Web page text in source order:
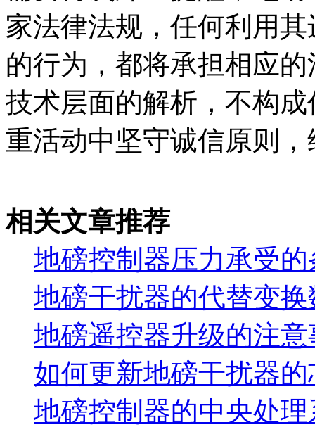
家法律法规，任何利用
的行为，都将承担相应
技术层面的解析，不构
重活动中坚守诚信原则
相关文章推荐
地磅控制器压力承受的
地磅干扰器的代替变换
地磅遥控器升级的注意
如何更新地磅干扰器的
地磅控制器的中央处理